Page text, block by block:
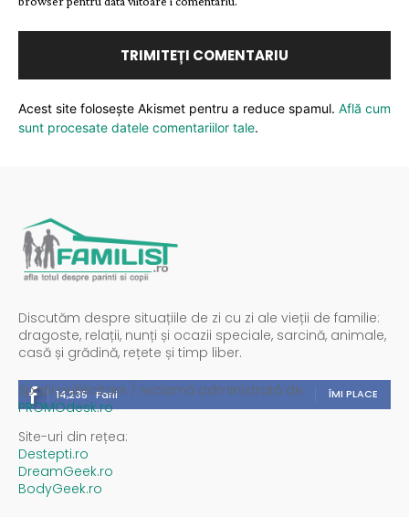
Acest site folosește Akismet pentru a reduce spamul. Află cum
sunt procesate datele comentariilor tale.
Discutăm despre situațiile de zi cu zi ale vieții de familie:
dragoste, relații, nunți și ocazii speciale, sarcină, animale,
casă și grădină, rețete și timp liber.
14,235 Fani ÎMI PLACE
Spații publicitare / reclamă administrată de
PROMOdesk.ro
Site-uri din rețea:
Destepti.ro
DreamGeek.ro
BodyGeek.ro